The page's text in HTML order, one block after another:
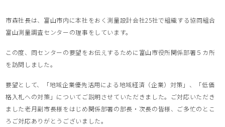
市森社長は、富山市内に本社をおく測量設計会社25社で組織する協同組合
富山測量調査センターの理事をしています。
この度、同センターの要望をお伝えするために富山市役所関係部署５カ所
を訪問しました。
要望として、「地域企業優先活用による地域経済（企業）対策」、「低価
格入札への対策」についてご説明させていただきました。ご対応いただき
ました老月副市長様をはじめ関係部署の部長・次長の皆様、ご多忙のとこ
ろご対応ありがとうございました。